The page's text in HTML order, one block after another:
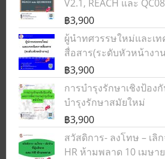
V2.1, REACH และ
฿3,900
ผู้นำทศวรรษใหม่และเ
สื่อสาร(ระดับหัวหน้างา
฿3,900
การบำรุงรักษาเชิงป้อง
บำรุงรักษาสมัยใหม่
฿3,900
สวัสดิการ- ลงโทษ – เลิ
HR ห้ามพลาด 10 เมษา